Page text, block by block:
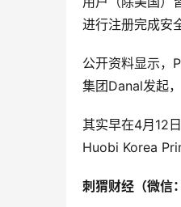
进行注册完成安
公开资料显示，
集团Danal发起
其实早在4月12
Huobi Korea
刺猬财经（微信：